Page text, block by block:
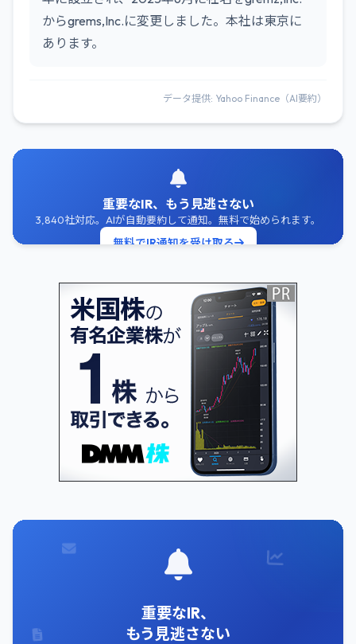
からgrems,Inc.に変更しました。本社は東京に
あります。
データ提供: Yahoo Finance（AI要約）
重要なIR、もう見逃さない
3,840社対応。AIが自動要約して通知。無料で始められます。
無料でIR通知を受け取る
重要なIR、
もう見逃さない